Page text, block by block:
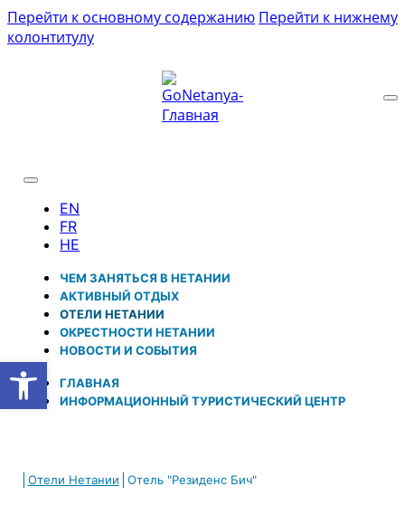
Перейти к основному содержанию Перейти к нижнему
колонтитулу
ЧЕМ ЗАНЯТЬСЯ В НЕТАНИИ
АКТИВНЫЙ ОТДЫХ
ОТЕЛИ НЕТАНИИ
ОКРЕСТНОСТИ НЕТАНИИ
НОВОСТИ И CОБЫТИЯ
ГЛАВНАЯ
ИНФОРМАЦИОННЫЙ ТУРИСТИЧЕСКИЙ ЦЕНТР
| Отели Нетании | Отель "Резиденс Бич"
Открыть панель инструментов